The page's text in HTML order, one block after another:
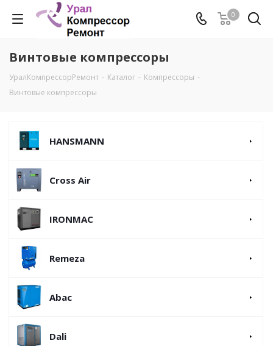
0
Винтовые компрессоры
УралКомпрессорРемонт - Каталог - Компрессоры -
Винтовые компрессоры
HANSMANN
Cross Air
IRONMAC
Remeza
Abac
Dali